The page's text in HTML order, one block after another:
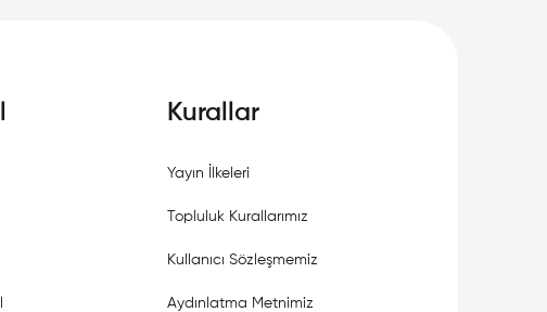
Kurallar
Yayın İlkeleri
Topluluk Kurallarımız
Kullanıcı Sözleşmemiz
Aydınlatma Metnimiz